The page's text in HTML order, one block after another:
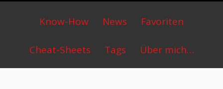
Primary
Menu
Know-How News Favoriten
Cheat-Sheets Tags Über mich…